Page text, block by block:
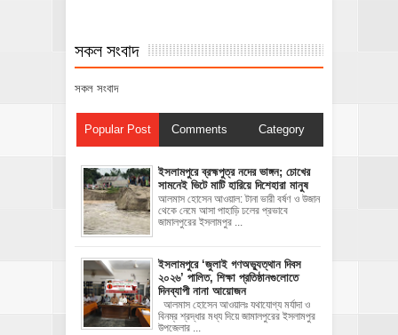
সকল সংবাদ
সকল সংবাদ
Popular Post Comments Category
ইসলামপুরে ব্রহ্মপুত্র নদের ভাঙ্গন; চোখের
সামনেই ভিটে মাটি হারিয়ে দিশেহারা মানুষ
আলমাস হোসেন আওয়াল: টানা ভারী বর্ষণ ও উজান
থেকে নেমে আসা পাহাড়ি ঢলের প্রভাবে
জামালপুরের ইসলামপুর ...
‎ইসলামপুরে ‘জুলাই গণঅভ্যুত্থান দিবস
২০২৬’ পালিত, শিক্ষা প্রতিষ্ঠানগুলোতে
দিনব্যাপী নানা আয়োজন
‎​আলমাস হোসেন আওয়ালঃ‎ ‎​যথাযোগ্য মর্যাদা ও
বিনম্র শ্রদ্ধার মধ্য দিয়ে জামালপুরের ইসলামপুর
উপজেলার ...